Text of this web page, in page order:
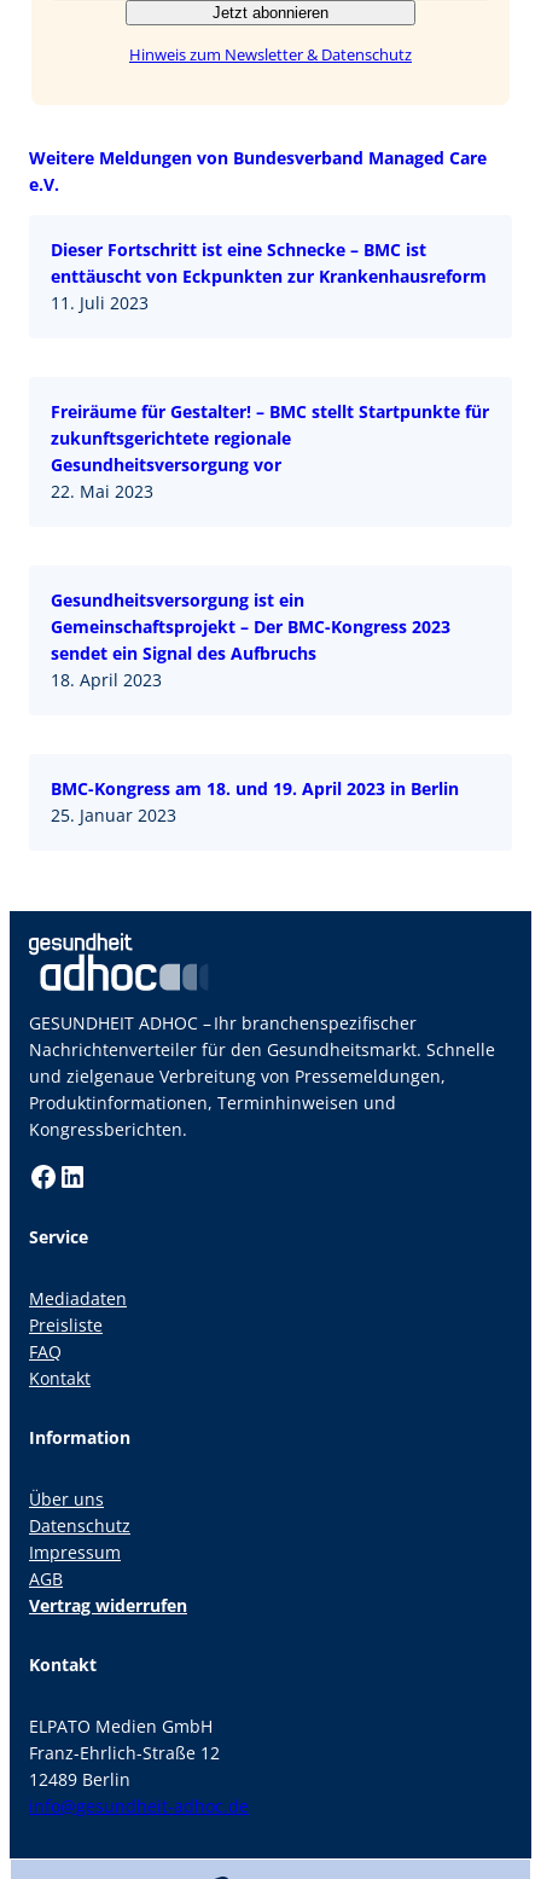
Jetzt abonnieren
Hinweis zum Newsletter & Datenschutz
Weitere Meldungen von Bundesverband Managed Care
e.V.
Dieser Fortschritt ist eine Schnecke – BMC ist
enttäuscht von Eckpunkten zur Krankenhausreform
11. Juli 2023
Freiräume für Gestalter! – BMC stellt Startpunkte für
zukunftsgerichtete regionale
Gesundheitsversorgung vor
22. Mai 2023
Gesundheitsversorgung ist ein
Gemeinschaftsprojekt – Der BMC-Kongress 2023
sendet ein Signal des Aufbruchs
18. April 2023
BMC-Kongress am 18. und 19. April 2023 in Berlin
25. Januar 2023
GESUNDHEIT ADHOC – Ihr branchenspezifischer
Nachrichtenverteiler für den Gesundheitsmarkt. Schnelle
und zielgenaue Verbreitung von Pressemeldungen,
Produktinformationen, Terminhinweisen und
Kongressberichten.
Facebook LinkedIn
Service
Mediadaten
Preisliste
FAQ
Kontakt
Information
Über uns
Datenschutz
Impressum
AGB
Vertrag widerrufen
Kontakt
ELPATO Medien GmbH
Franz-Ehrlich-Straße 12
12489 Berlin
info@gesundheit-adhoc.de